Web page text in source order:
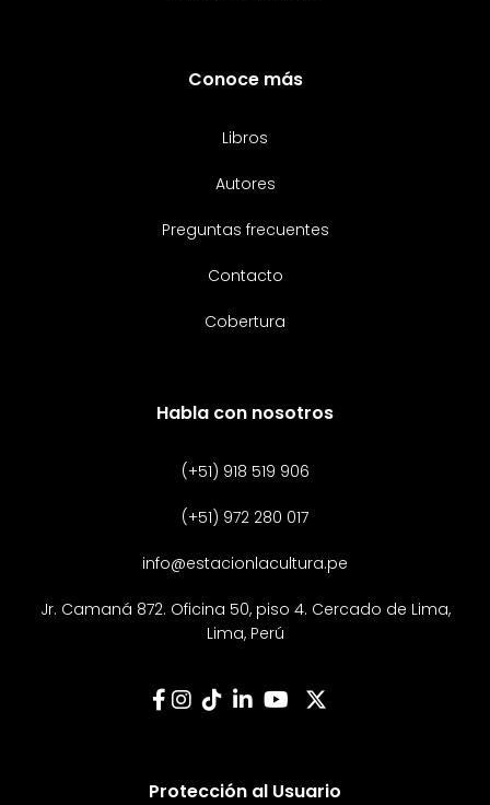
Conoce más
Libros
Autores
Preguntas frecuentes
Contacto
Cobertura
Habla con nosotros
(+51) 918 519 906
(+51) 972 280 017
info@estacionlacultura.pe
Jr. Camaná 872. Oficina 50, piso 4. Cercado de Lima,
Lima, Perú
Protección al Usuario